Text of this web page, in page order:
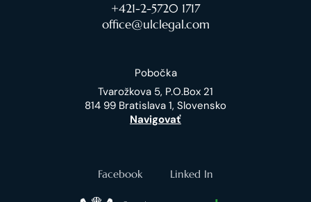
+421-2-5720 1717
office@ulclegal.com
Pobočka
Tvarožkova 5, P.O.Box 21
814 99 Bratislava 1, Slovensko
Navigovať
Facebook Linked In